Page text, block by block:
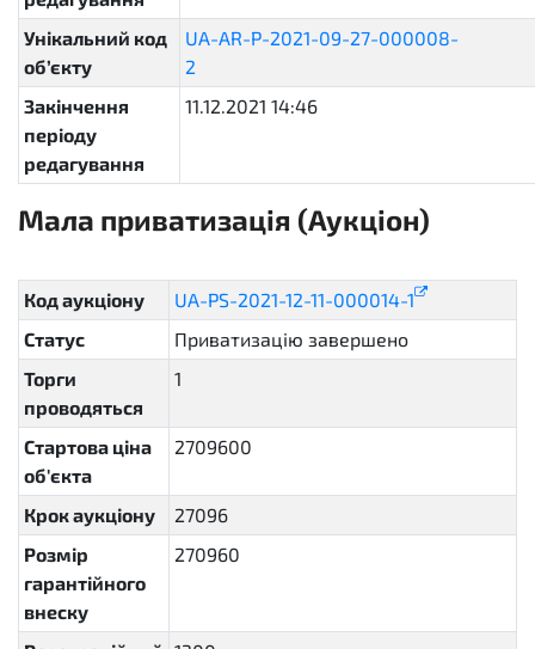
Унікальний код
об’єкту
UA-AR-P-2021-09-27-000008-
2
Закінчення
періоду
редагування
11.12.2021 14:46
Мала приватизація (Аукціон)
Код аукціону
UA-PS-2021-12-11-000014-1
Статус
Приватизацію завершено
Торги
проводяться
1
Стартова ціна
об'єкта
2709600
Крок аукціону
27096
Розмір
гарантійного
внеску
270960